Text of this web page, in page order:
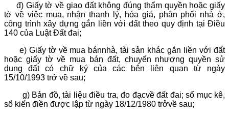
đ) Giấy tờ về giao đất không đúng thẩm quyền hoặc giấy
tờ về việc mua, nhận thanh lý, hóa giá, phân phối nhà ở,
công trình xây dựng gắn liền với đất theo quy định tại Điều
140 của Luật Đất đai;
e) Giấy tờ về mua bánnhà, tài sản khác gắn liền với đất
hoặc giấy tờ về mua bán đất, chuyển nhượng quyền sử
dụng đất có chữ ký của các bên liên quan từ ngày
15/10/1993 trở về sau;
g) Bản đồ, tài liệu điều tra, đo đạcvề đất đai; sổ mục kê,
sổ kiến điền được lập từ ngày 18/12/1980 trởvề sau;